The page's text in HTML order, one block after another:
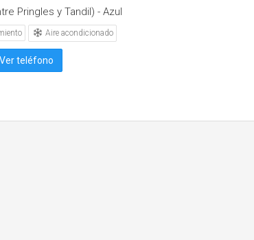
Pringles y Tandil) - Azul
Aire acondicionado
Ver teléfono